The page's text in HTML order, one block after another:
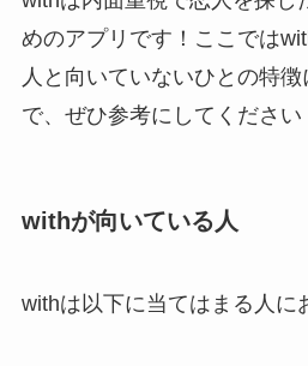
めのアプリです！ここでは
人と向いていないひとの特
で、ぜひ参考にしてください
withが向いている人
withは以下に当てはまる人に